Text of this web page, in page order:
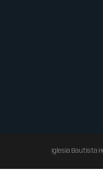
Iglesia Bautista